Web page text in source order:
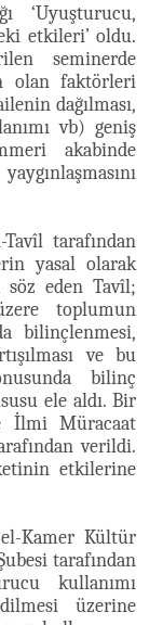
‘Uyuşturucu,
etkileri’ oldu.
seminerde
olan faktörleri
dağılması,
vb) geniş
akabinde
tarafından
yasal olarak
söz eden Tavîl;
toplumun
bilinçlenmesi,
ve bu
bilinç
ele aldı. Bir
İlmi Müracaat
verildi.
etkilerine
Kamer Kültür
tarafından
kullanımı
üzerine